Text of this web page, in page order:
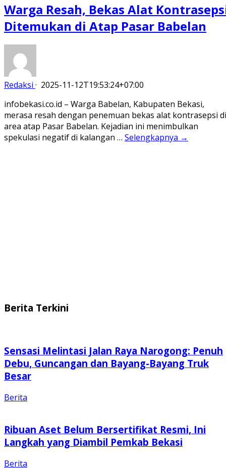
Warga Resah, Bekas Alat
Ditemukan di Atap Pasar Babelan
Redaksi · 2025-11-12T19:53:24+07:00
infobekasi.co.id – Warga Babelan, Kabupaten Bekasi,
merasa resah dengan penemuan bekas alat kontrasepsi di
area atap Pasar Babelan. Kejadian ini menimbulkan
spekulasi negatif di kalangan … Selengkapnya →
Berita Terkini
Sensasi Melintasi Jalan Raya Narogong: Penuh
Debu, Guncangan dan Bayang-Bayang Truk
Besar
Berita
Ribuan Aset Belum Bersertifikat Resmi, Ini
Langkah yang Diambil Pemkab Bekasi
Berita